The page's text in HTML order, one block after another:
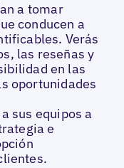
a tomar
conducen a
Verás
las reseñas y
en las
oportunidades
sus equipos a
e